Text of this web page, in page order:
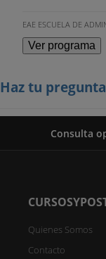
EAE ESCUELA DE
Ver programa
Haz tu pregunta
Consulta
Quienes Somos
Contacto